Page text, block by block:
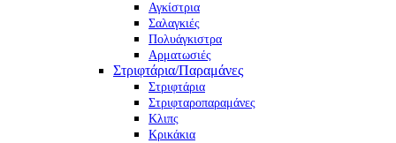
Αγκίστρια
Σαλαγκιές
Πολυάγκιστρα
Αρματωσιές
Στριφτάρια/Παραμάνες
Στριφτάρια
Στριφταροπαραμάνες
Κλιπς
Κρικάκια